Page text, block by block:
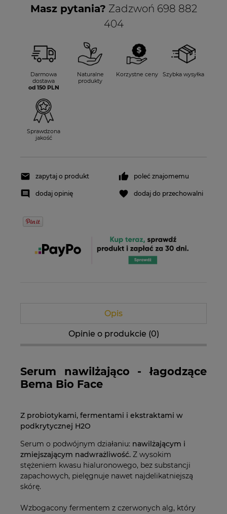
Masz pytania? Zadzwoń 698 882
404
Darmowa
dostawa
od 150 PLN
Naturalne
produkty
Korzystne ceny Szybka wysyłka
Sprawdzona
jakość
zapytaj o produkt poleć znajomemu
dodaj opinię dodaj do przechowalni
Opis
Opinie o produkcie (0)
Serum nawilżająco - łagodzące
Bema Bio Face
Z probiotykami, fermentami i ekstraktami w
podkrytycznej H2O
Serum o podwójnym działaniu: nawilżającym i
zmiejszającym nadwrażliwość. Z wysokim
stężeniem kwasu hialuronowego, bez substancji
zapachowych, pielęgnuje nawet najdelikatniejszą
skórę.
Wzbogacony fermentem z czerwonych alg, który